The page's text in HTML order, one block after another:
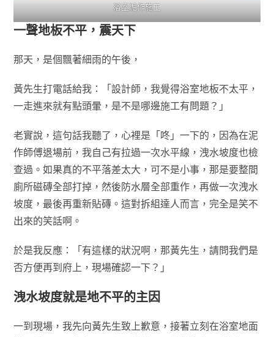
浴室泥作施工
一聲地板不平，震天下
那天，是個飄著細雨的午後，
黃先生打電話給我：「設計師，我覺得浴室地板不太平，
一走進來就有點頭暈，是不是哪邊施工有問題？」
老實說，這句話我聽了，心裡是「咚」一下的，因為在泥
作師傅退場前，我自己有拉過一次水平線，洩水坡度也檢
查過。如果真的不平落差太大，可不是小事，那是要整間
廁所磁磚全部打掉，然後防水層全部重作，再做一次洩水
坡度，最後再重新貼磚。這對拆組達人而言，完全是笑不
出來的笑話啊。
於是我反應：「有這樣的狀況啊，那黃先生，請問我們是
否方便再到府上，現場確認一下？」
洩水坡度就是地不平的主因
一到現場，我先向黃先生致上歉意，接著立刻在浴室地面